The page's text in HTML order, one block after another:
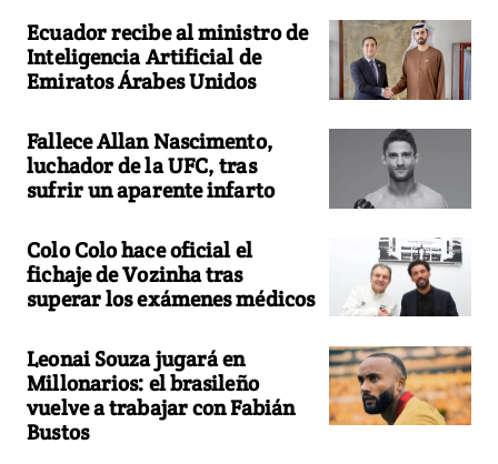
Ecuador recibe al ministro de
Inteligencia Artificial de
Emiratos Árabes Unidos
Fallece Allan Nascimento,
luchador de la UFC, tras
sufrir un aparente infarto
Colo Colo hace oficial el
fichaje de Vozinha tras
superar los exámenes médicos
Leonai Souza jugará en
Millonarios: el brasileño
vuelve a trabajar con Fabián
Bustos